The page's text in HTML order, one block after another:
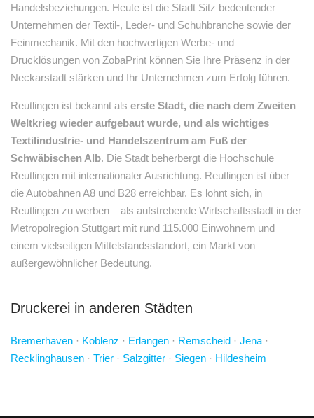
Handelsbeziehungen. Heute ist die Stadt Sitz bedeutender
Unternehmen der Textil-, Leder- und Schuhbranche sowie der
Feinmechanik. Mit den hochwertigen Werbe- und
Drucklösungen von ZobaPrint können Sie Ihre Präsenz in der
Neckarstadt stärken und Ihr Unternehmen zum Erfolg führen.
Reutlingen ist bekannt als erste Stadt, die nach dem Zweiten
Weltkrieg wieder aufgebaut wurde, und als wichtiges
Textilindustrie- und Handelszentrum am Fuß der
Schwäbischen Alb. Die Stadt beherbergt die Hochschule
Reutlingen mit internationaler Ausrichtung. Reutlingen ist über
die Autobahnen A8 und B28 erreichbar. Es lohnt sich, in
Reutlingen zu werben – als aufstrebende Wirtschaftsstadt in der
Metropolregion Stuttgart mit rund 115.000 Einwohnern und
einem vielseitigen Mittelstandsstandort, ein Markt von
außergewöhnlicher Bedeutung.
Druckerei in anderen Städten
Bremerhaven · Koblenz · Erlangen · Remscheid · Jena ·
Recklinghausen · Trier · Salzgitter · Siegen · Hildesheim